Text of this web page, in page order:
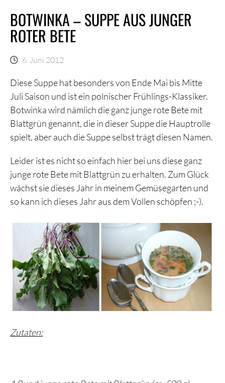
BOTWINKA – SUPPE AUS JUNGER
ROTER BETE
6. Juni 2012
Diese Suppe hat besonders von Ende Mai bis Mitte
Juli Saison und ist ein polnischer Frühlings-Klassiker.
Botwinka wird nämlich die ganz junge rote Bete mit
Blattgrün genannt, die in dieser Suppe die Hauptrolle
spielt, aber auch die Suppe selbst trägt diesen Namen.
Leider ist es nicht so einfach hier bei uns diese ganz
junge rote Bete mit Blattgrün zu erhalten. Zum Glück
wächst sie dieses Jahr in meinem Gemüsegarten und
so kann ich dieses Jahr aus dem Vollen schöpfen ;-).
Zutaten: